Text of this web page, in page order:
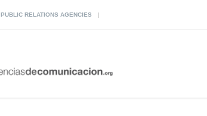
PUBLIC RELATIONS AGENCIES